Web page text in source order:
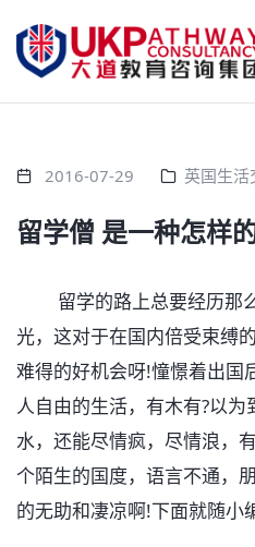
2016-07-29 英国生活
留学僧 是一种怎样
留学的路上总要经历那
光，这对于在国内倍受束缚
难得的好机会呀!憧憬着出国
人自由的生活，有木有?以
水，还能尽情疯，尽情浪，
个陌生的国度，语言不通，
的无助和凄凉啊!下面就随小